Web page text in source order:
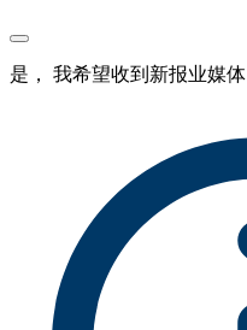
是， 我希望收到新报业媒体